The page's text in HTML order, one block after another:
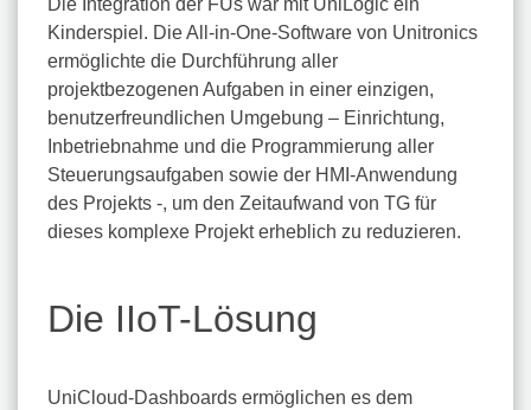
Die Integration der FUs war mit UniLogic ein
Kinderspiel. Die All-in-One-Software von Unitronics
ermöglichte die Durchführung aller
projektbezogenen Aufgaben in einer einzigen,
benutzerfreundlichen Umgebung – Einrichtung,
Inbetriebnahme und die Programmierung aller
Steuerungsaufgaben sowie der HMI-Anwendung
des Projekts -, um den Zeitaufwand von TG für
dieses komplexe Projekt erheblich zu reduzieren.
Die IIoT-Lösung
UniCloud-Dashboards ermöglichen es dem